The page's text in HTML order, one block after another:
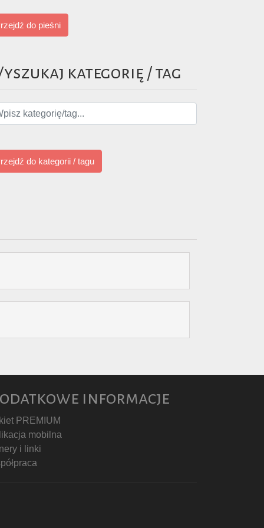
do pieśni
kategorię / tag
do kategorii / tagu
informacje
PREMIUM
mobilna
i linki